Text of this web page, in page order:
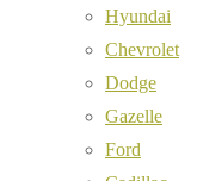
Hyundai
Chevrolet
Dodge
Gazelle
Ford